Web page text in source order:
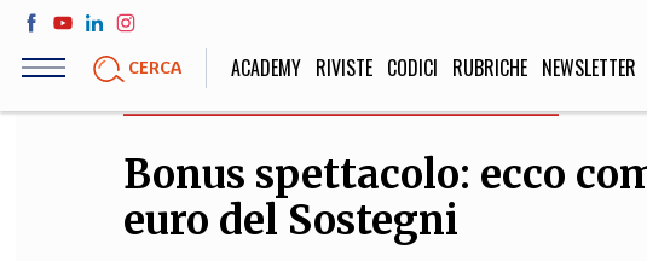
Salta
contenuto
CERCA ACADEMY RIVISTE CODICI RUBRICHE NEWSLETTER
LIFE STYLE
Sport, Cucina, Viaggi,
SOCIETÀ
Politica, Attualità,
Bonus spettacolo: ecco
euro del Sostegni